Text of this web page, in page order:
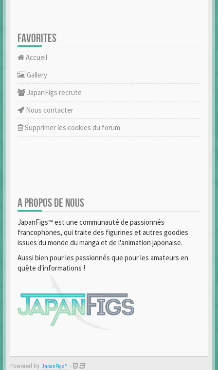
FAVORITES
Accueil
Gallery
JapanFigs recrute
Nous contacter
Supprimer les cookies du forum
A PROPOS DE NOUS
JapanFigs™ est une communauté de passionnés
francophones, qui traite des figurines et autres goodies
issues du monde du manga et de l'animation japonaise.
Aussi bien pour les passionnés que pour les amateurs en
quête d'informations !
Powered By JapanFigs™ -